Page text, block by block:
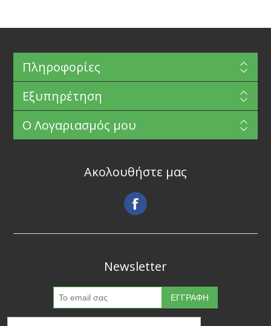
Πληροφορίες
Εξυπηρέτηση
Ο Λογαριασμός μου
Ακολουθήστε μας
Newsletter